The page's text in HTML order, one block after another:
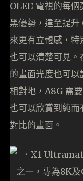
OLED 電視的每
黑優勢，達至提
來更有立體感，
也可以清楚可見
的畫面光度也可以
相對地，A8G 需
也可以欣賞到純而
對比的畫面。